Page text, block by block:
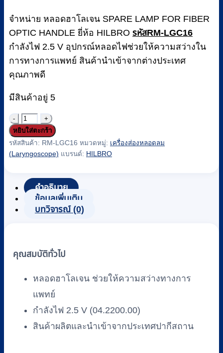
จำหน่าย หลอดฮาโลเจน SPARE LAMP FOR FIBER
OPTIC HANDLE ยี่ห้อ HILBRO รหัสRM-LGC16
กำลังไฟ 2.5 V อุปกรณ์หลอดไฟช่วยให้ความสว่างใน
การทางการแพทย์ สินค้านำเข้าจากต่างประเทศ
คุณภาพดี
มีสินค้าอยู่ 5
จำนวน
SPARE
LAMP
FOR
HANDLE
ยี่ห้อ
HILBRO
หยิบใส่ตะกร้า
รหัสสินค้า: RM-LGC16 หมวดหมู่: เครื่องส่องหลอดลม
(Laryngoscope) แบรนด์: HILBRO
คำอธิบาย
ข้อมูลเพิ่มเติม
บทวิจารณ์ (0)
คุณสมบัติทั่วไป
หลอดฮาโลเจน ช่วยให้ความสว่างทางการ
แพทย์
กำลังไฟ 2.5 V (04.2200.00)
สินค้าผลิตและนำเข้าจากประเทศปากีสถาน